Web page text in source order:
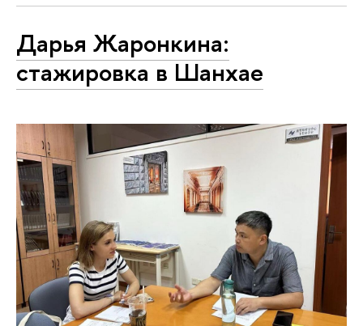
Дарья Жаронкина:
стажировка в Шанхае